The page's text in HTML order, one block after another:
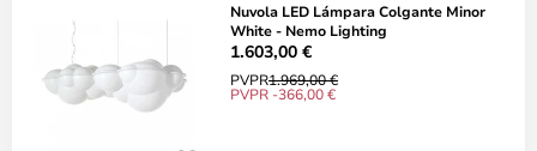
Nuvola LED Lámpara Colgante Minor
White - Nemo Lighting
1.603,00 €
PVPR1.969,00 €
PVPR -366,00 €